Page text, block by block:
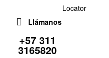
Llámanos
+57 311
3165820
Locator